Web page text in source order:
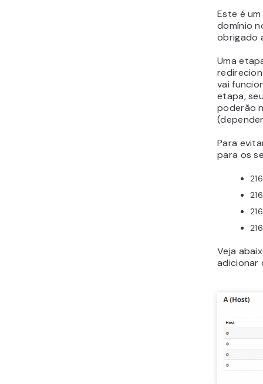
Este é
domínio
obrigado
Uma
vai
etapa,
poderão
Para
para os
Veja
adicionar